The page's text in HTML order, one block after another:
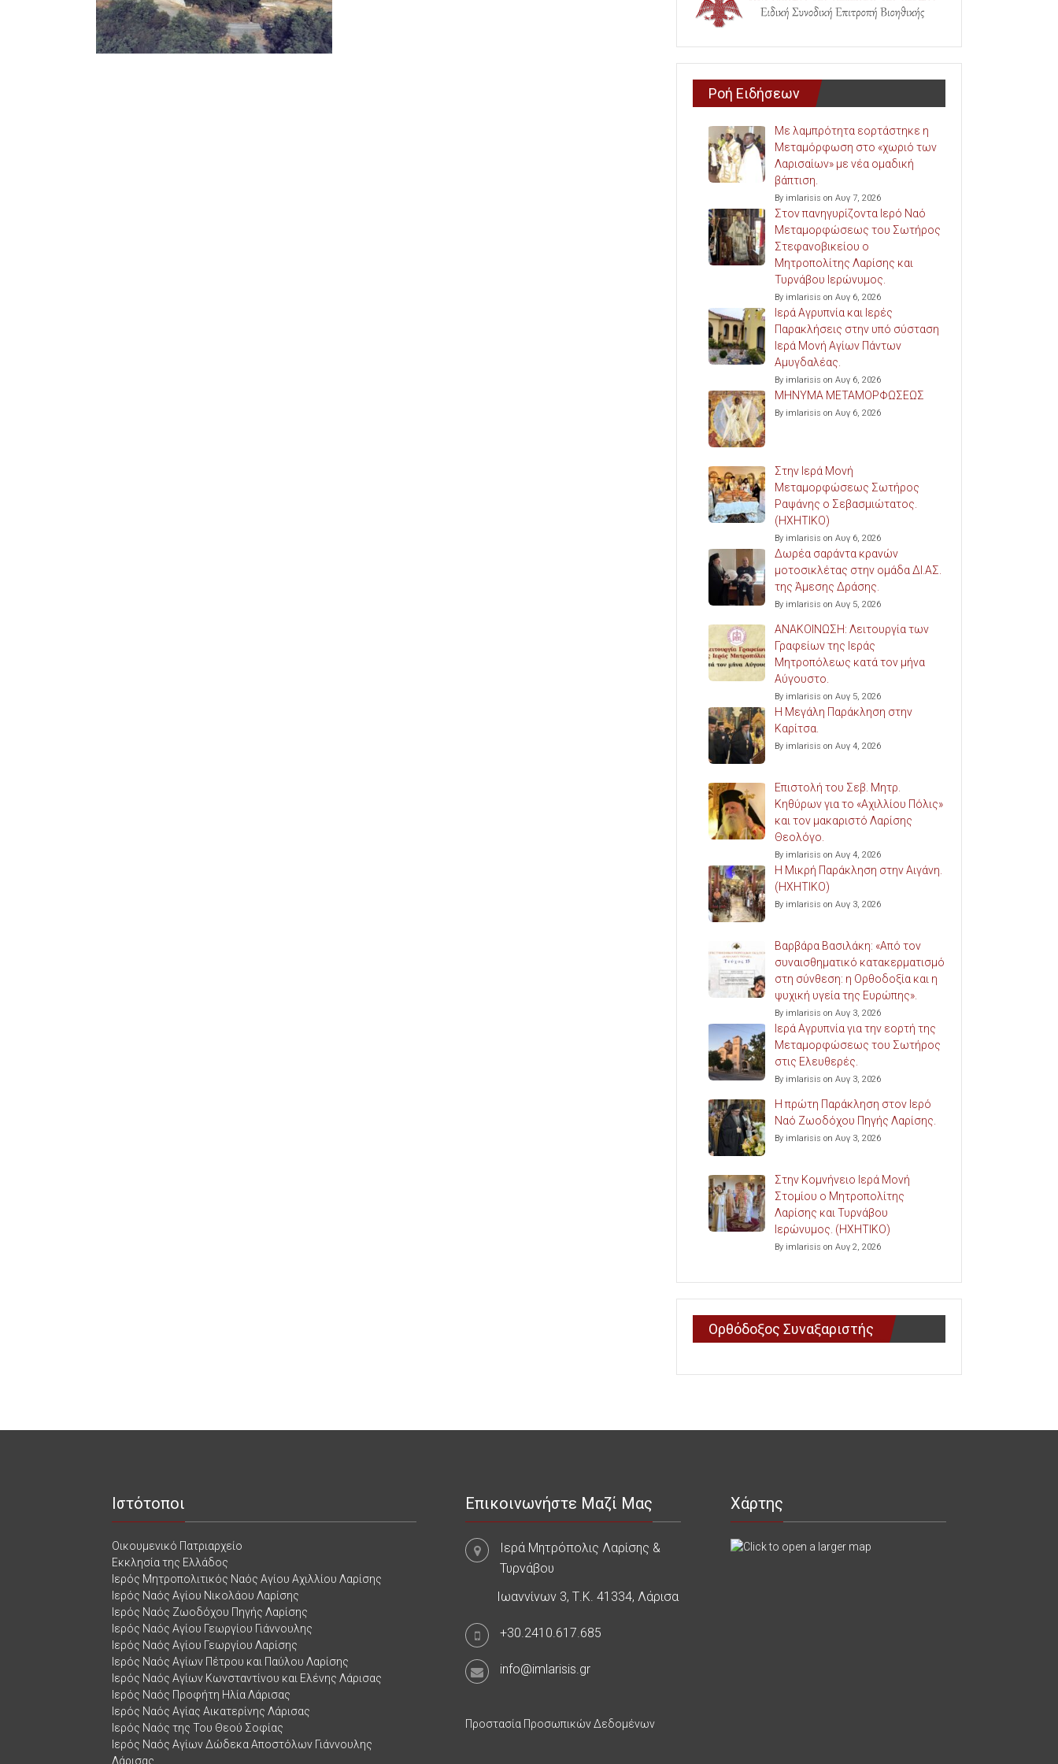
Ροή Ειδήσεων
Με λαμπρότητα εορτάστηκε η
Μεταμόρφωση στο «χωριό των
Λαρισαίων» με νέα ομαδική
βάπτιση.
By imlarisis on Αυγ 7, 2026
Στον πανηγυρίζοντα Ιερό Ναό
Μεταμορφώσεως του Σωτήρος
Στεφανοβικείου ο
Μητροπολίτης Λαρίσης και
Τυρνάβου Ιερώνυμος.
By imlarisis on Αυγ 6, 2026
Ιερά Αγρυπνία και Ιερές
Παρακλήσεις στην υπό σύσταση
Ιερά Μονή Αγίων Πάντων
Αμυγδαλέας.
By imlarisis on Αυγ 6, 2026
ΜΗΝΥΜΑ ΜΕΤΑΜΟΡΦΩΣΕΩΣ
By imlarisis on Αυγ 6, 2026
Στην Ιερά Μονή
Μεταμορφώσεως Σωτήρος
Ραψάνης ο Σεβασμιώτατος.
(ΗΧΗΤΙΚΟ)
By imlarisis on Αυγ 6, 2026
Δωρέα σαράντα κρανών
μοτοσικλέτας στην ομάδα ΔΙ.ΑΣ.
της Άμεσης Δράσης.
By imlarisis on Αυγ 5, 2026
ΑΝΑΚΟΙΝΩΣΗ: Λειτουργία των
Γραφείων της Ιεράς
Μητροπόλεως κατά τον μήνα
Αύγουστο.
By imlarisis on Αυγ 5, 2026
Η Μεγάλη Παράκληση στην
Καρίτσα.
By imlarisis on Αυγ 4, 2026
Επιστολή του Σεβ. Μητρ.
Κηθύρων για το «Αχιλλίου Πόλις»
και τον μακαριστό Λαρίσης
Θεολόγο.
By imlarisis on Αυγ 4, 2026
Η Μικρή Παράκληση στην Αιγάνη.
(ΗΧΗΤΙΚΟ)
By imlarisis on Αυγ 3, 2026
Βαρβάρα Βασιλάκη: «Από τον
συναισθηματικό κατακερματισμό
στη σύνθεση: η Ορθοδοξία και η
ψυχική υγεία της Ευρώπης».
By imlarisis on Αυγ 3, 2026
Ιερά Αγρυπνία για την εορτή της
Μεταμορφώσεως του Σωτήρος
στις Ελευθερές.
By imlarisis on Αυγ 3, 2026
Η πρώτη Παράκληση στον Ιερό
Ναό Ζωοδόχου Πηγής Λαρίσης.
By imlarisis on Αυγ 3, 2026
Στην Κομνήνειο Ιερά Μονή
Στομίου ο Μητροπολίτης
Λαρίσης και Τυρνάβου
Ιερώνυμος. (ΗΧΗΤΙΚΟ)
By imlarisis on Αυγ 2, 2026
Ορθόδοξος Συναξαριστής
Ιστότοποι
Οικουμενικό Πατριαρχείο
Εκκλησία της Ελλάδος
Ιερός Μητροπολιτικός Ναός Αγίου Αχιλλίου Λαρίσης
Ιερός Ναός Αγίου Νικολάου Λαρίσης
Ιερός Ναός Ζωοδόχου Πηγής Λαρίσης
Ιερός Ναός Αγίου Γεωργίου Γιάννουλης
Ιερός Ναός Αγίου Γεωργίου Λαρίσης
Ιερός Ναός Αγίων Πέτρου και Παύλου Λαρίσης
Ιερός Ναός Αγίων Κωνσταντίνου και Ελένης Λάρισας
Ιερός Ναός Προφήτη Ηλία Λάρισας
Ιερός Ναός Αγίας Αικατερίνης Λάρισας
Ιερός Ναός της Του Θεού Σοφίας
Ιερός Ναός Αγίων Δώδεκα Αποστόλων Γιάννουλης
Λάρισας
Επικοινωνήστε Μαζί Μας
Ιερά Μητρόπολις Λαρίσης &
Τυρνάβου
Ιωαννίνων 3, Τ.Κ. 41334, Λάρισα
+30.2410.617.685
info@imlarisis.gr
Προστασία Προσωπικών Δεδομένων
Χάρτης